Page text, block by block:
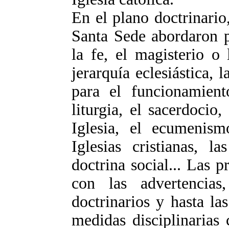
En el plano
Santa Sede abordaron
la fe, el magisterio o
jerarquía eclesiástica,
para el
liturgia, el
Iglesia, el
Iglesias cristianas,
doctrina social... Las
con las
doctrinarios y hasta
medidas disciplinarias